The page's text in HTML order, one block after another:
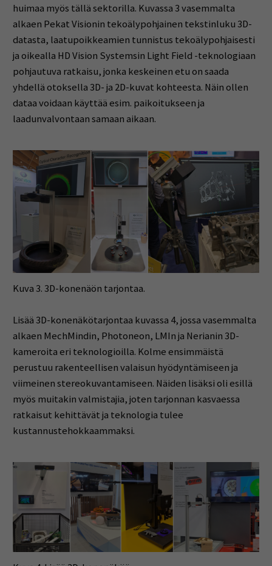
huimaa myös tällä sektorilla. Kuvassa 3 vasemmalta
alkaen Pekat Visionin tekoälypohjainen tekstinluku 3D-
datasta, laatupoikkeamien tunnistus tekoälypohjaisesti
ja oikealla HD Vision Systemsin Light Field -teknologiaan
pohjautuva ratkaisu, jonka keskeinen etu on saada
yhdellä otoksella 3D- ja 2D-kuvat kohteesta. Näin ollen
dataa voidaan käyttää esim. paikoitukseen ja
laadunvalvontaan samaan aikaan.
Kuva 3. 3D-konenäön tarjontaa.
Lisää 3D-konenäkötarjontaa kuvassa 4, jossa vasemmalta
alkaen MechMindin, Photoneon, LMIn ja Nerianin 3D-
kameroita eri teknologioilla. Kolme ensimmäistä
perustuu rakenteellisen valaisun hyödyntämiseen ja
viimeinen stereokuvantamiseen. Näiden lisäksi oli esillä
myös muitakin valmistajia, joten tarjonnan kasvaessa
ratkaisut kehittävät ja teknologia tulee
kustannustehokkaammaksi.